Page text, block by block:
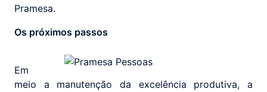
Pramesa.
Os próximos passos
Em
meio a manutenção da excelência produtiva, a